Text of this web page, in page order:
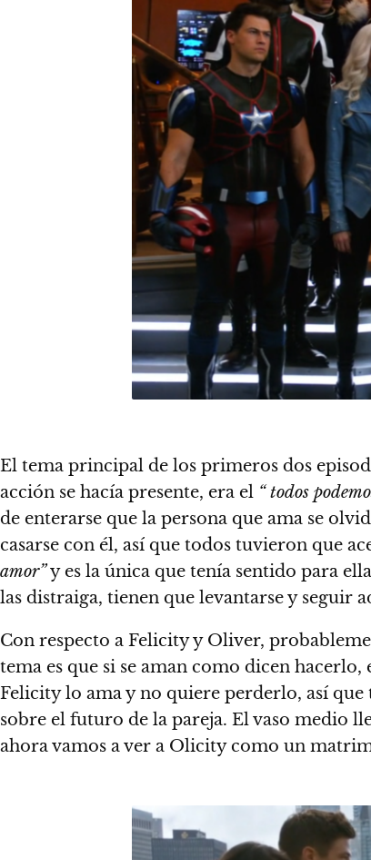
El tema principal de los primeros dos
acción se hacía presente, era el “ todos
de enterarse que la persona que ama se
casarse con él, así que todos tuvieron que
amor”y es la única que tenía sentido para
las distraiga, tienen que levantarse y seguir
Con respecto a Felicity y Oliver,
tema es que si se aman como dicen hacerlo,
Felicity lo ama y no quiere perderlo, así
sobre el futuro de la pareja. El vaso medio
ahora vamos a ver a Olicity como un